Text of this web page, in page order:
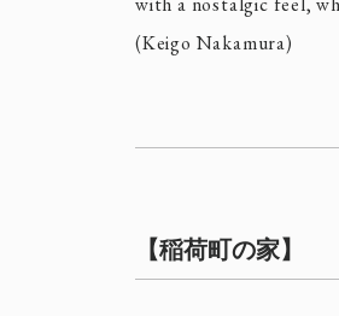
(Keigo Nakamura)
【稲荷町の家】